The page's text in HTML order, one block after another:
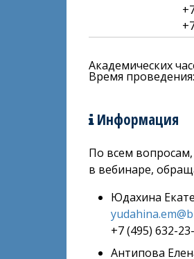
Академических
Время
Информация
По всем
в вебинаре,
Юдахина
+7 (495) 632-
Антипова